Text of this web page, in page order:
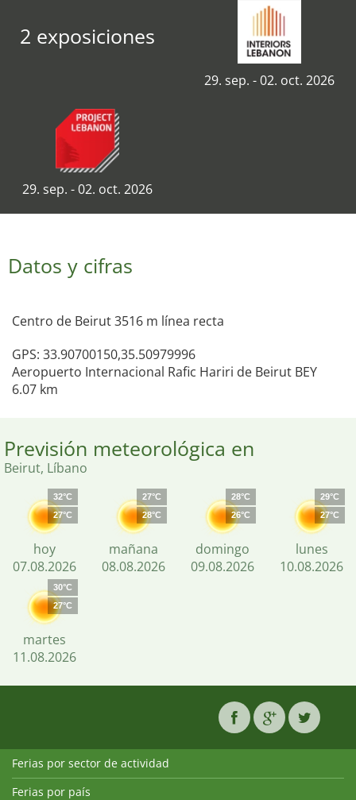
2 exposiciones
29. sep. - 02. oct. 2026
29. sep. - 02. oct. 2026
Datos y cifras
Centro de Beirut 3516 m línea recta
GPS: 33.90700150,35.50979996
Aeropuerto Internacional Rafic Hariri de Beirut BEY
6.07 km
Previsión meteorológica en
Beirut, Líbano
32°C
27°C
hoy
07.08.2026
27°C
28°C
mañana
08.08.2026
28°C
26°C
domingo
09.08.2026
29°C
27°C
lunes
10.08.2026
30°C
27°C
martes
11.08.2026
Ferias por sector de actividad
Ferias por país